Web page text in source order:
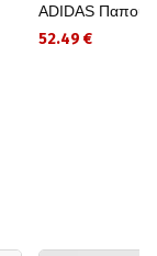
ADIDAS
52.49 €